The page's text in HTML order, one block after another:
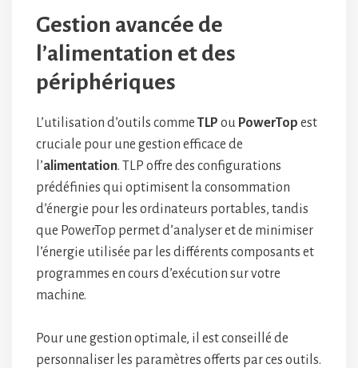
Gestion avancée de
l’alimentation et des
périphériques
L’utilisation d’outils comme TLP ou PowerTop est
cruciale pour une gestion efficace de
l’alimentation. TLP offre des configurations
prédéfinies qui optimisent la consommation
d’énergie pour les ordinateurs portables, tandis
que PowerTop permet d’analyser et de minimiser
l’énergie utilisée par les différents composants et
programmes en cours d’exécution sur votre
machine.
Pour une gestion optimale, il est conseillé de
personnaliser les paramètres offerts par ces outils.